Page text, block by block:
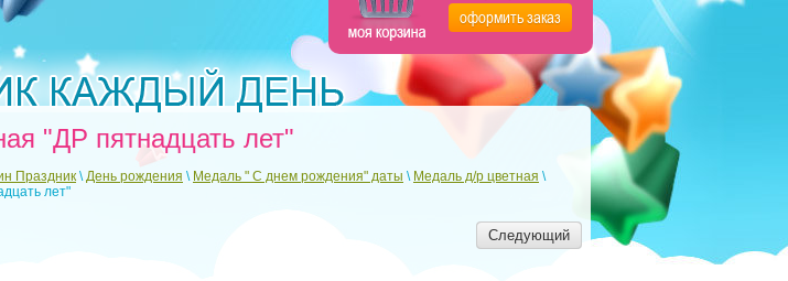
оформить заказ
"ДР пятнадцать лет"
Праздник \День рождения \ Медаль " С днем рождения" даты \ Медаль д/р цветная \
лет"
Следующий